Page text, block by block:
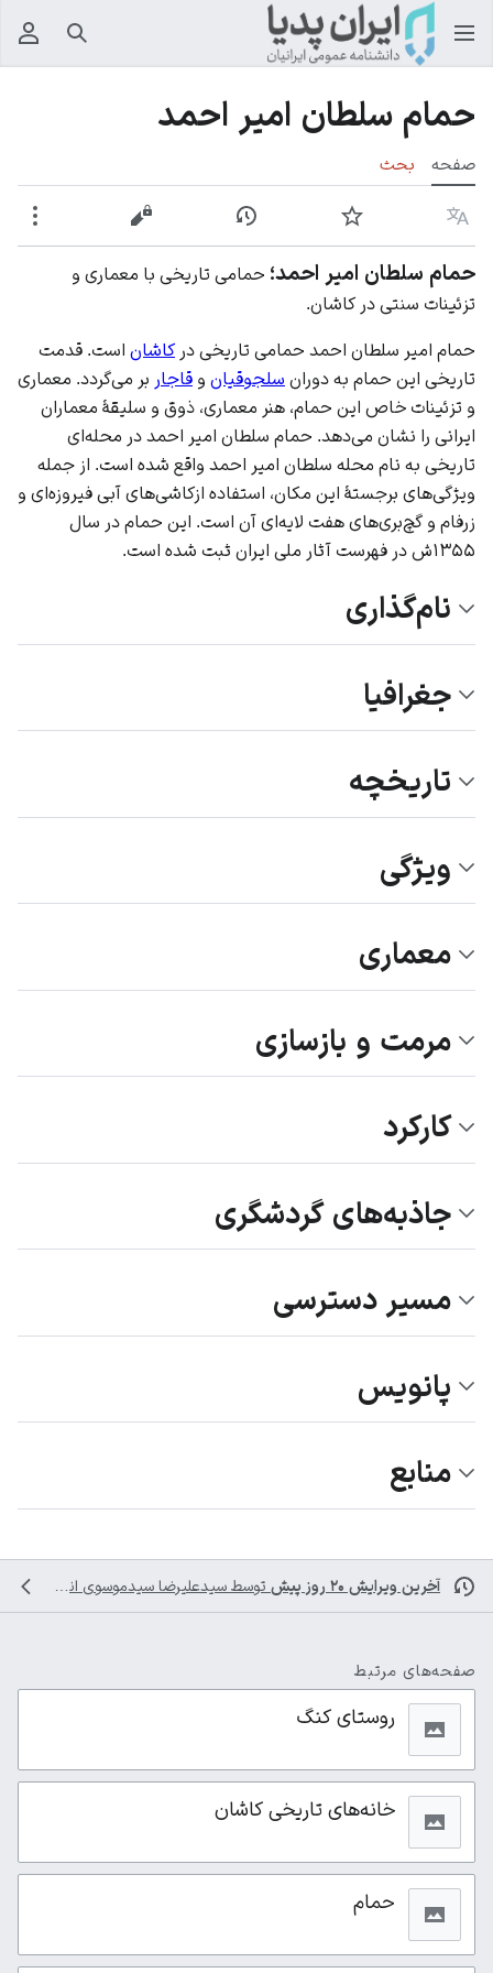
جستجو
حمام سلطان امیر احمد
صفحه بحث
زبان پیگیری نمایش تاریخچهنمایش مبدأ
حمام سلطان امیر احمد؛ حمامی تاریخی با معماری و
تزئینات سنتی در کاشان.
حمام امیر سلطان احمد حمامی تاریخی در کاشان است. قدمت
تاریخی این حمام به دوران سلجوقیان و قاجار بر می‌گردد. معماری
و تزئینات خاص این حمام، هنر معماری، ذوق و سلیقۀ معماران
ایرانی را نشان می‌دهد. حمام سلطان امیر احمد در محله‌ای
تاریخی به نام محله سلطان امیر احمد واقع شده است. از جمله
ویژگی‌های برجستۀ این مکان، استفاده ازکاشی‌های آبی فیروزه‌ای و
زرفام و گچ‌بری‌های هفت لایه‌ای آن است. این حمام در سال
۱۳۵۵ش در فهرست آثار ملی ایران ثبت شده است.
نام‌گذاری
جغرافیا
تاریخچه
ویژگی
معماری
مرمت و بازسازی
کارکرد
جاذبه‌های گردشگری
مسیر دسترسی
پانویس
منابع
آخرین ویرایش ۲۰ روز پیش توسط سیدعلیرضا سیدموسوی انجام شده است
صفحه‌های مرتبط
روستای کنگ
خانه‌های تاریخی کاشان
حمام